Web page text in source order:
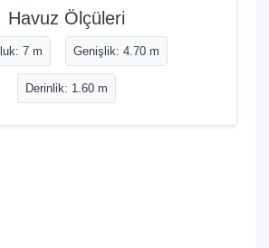
Havuz Ölçüleri
7 m Genişlik: 4.70 m
Derinlik: 1.60 m